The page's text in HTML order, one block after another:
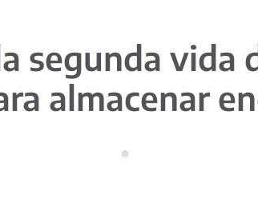
segunda vida
almacenar